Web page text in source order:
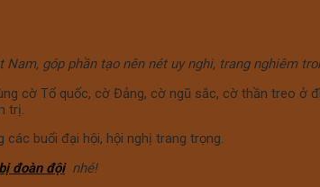
góp phần tạo nên nét uy nghi, trang nghiêm
cờ Tổ quốc, cờ Đảng, cờ ngũ sắc, cờ thần treo ở
trị.
buổi đại hội, hội nghị trang trọng.
đoàn độinhé!